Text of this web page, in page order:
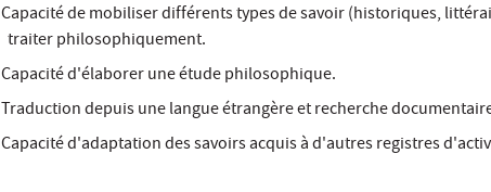
Capacité de mobiliser différents types de savoir (historiques,
traiter philosophiquement.
Capacité d'élaborer une étude philosophique.
Traduction depuis une langue étrangère et recherche
Capacité d'adaptation des savoirs acquis à d'autres registres